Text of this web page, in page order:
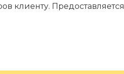
клиенту. Предоставляется